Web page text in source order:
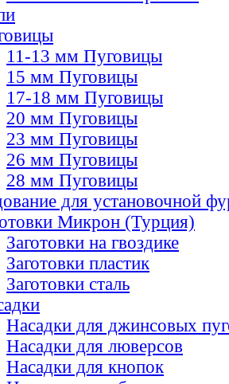
11-13 мм Пуговицы
15 мм Пуговицы
17-18 мм Пуговицы
20 мм Пуговицы
23 мм Пуговицы
26 мм Пуговицы
28 мм Пуговицы
для установочной
Микрон (Турция)
Заготовки на гвоздике
Заготовки пластик
Заготовки сталь
Насадки для джинсовых
Насадки для люверсов
Насадки для кнопок